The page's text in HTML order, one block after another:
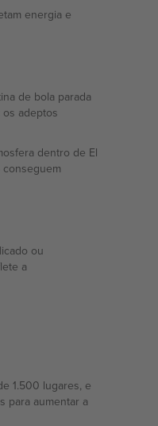
energia e
de bola parada
adeptos
dentro de El
ou
a
1.500 lugares, e
para aumentar a